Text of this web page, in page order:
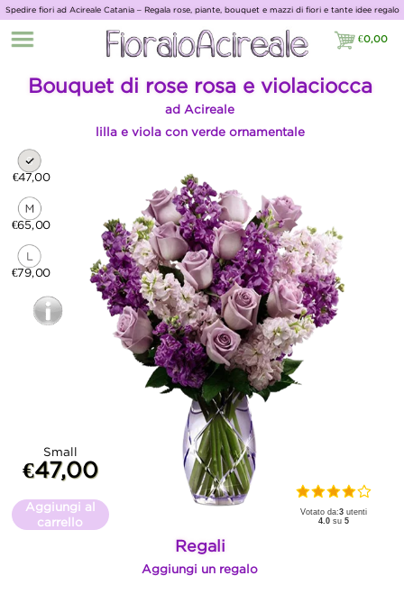
Spedire fiori ad Acireale Catania – Regala rose, piante, bouquet e mazzi di fiori e tante idee regalo
con Giardino Fiorito
€0,00
€0,00
Bouquet di rose rosa e violaciocca
ad Acireale
lilla e viola con verde ornamentale
€47,00
€65,00
€79,00
Small
€47,00
Aggiungi al
carrello
Votato da:3 utenti
4.0 su5
Regali
Aggiungi un regalo